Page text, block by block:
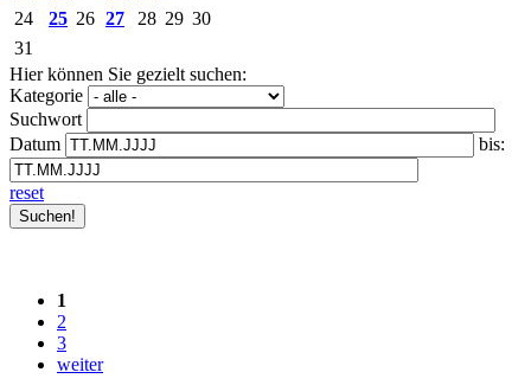
24
25 26 27 28 29 30
31
Hier können Sie gezielt suchen:
Kategorie
Suchwort
Datum
bis:
reset
1
2
3
weiter